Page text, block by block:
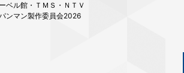
ベル館・ＴＭＳ・ＮＴＶ
ンマン製作委員会2026